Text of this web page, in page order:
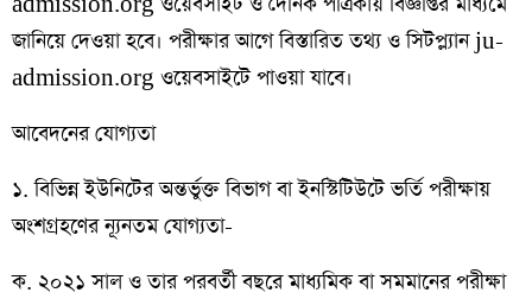
জানিয়ে দেওয়া হবে। পরীক্ষার আগে বিস্তারিত তথ্য ও সিটপ্ল্যান ju-
admission.org ওয়েবসাইটে পাওয়া যাবে।
আবেদনের যোগ্যতা
১. বিভিন্ন ইউনিটের অন্তর্ভুক্ত বিভাগ বা ইনস্টিটিউটে ভর্তি পরীক্ষায়
অংশগ্রহণের ন্যূনতম যোগ্যতা-
ক. ২০২১ সাল ও তার পরবর্তী বছরে মাধ্যমিক বা সমমানের পরীক্ষা